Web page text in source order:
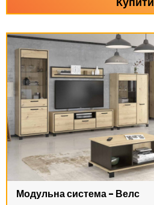
Модульна система - Велс